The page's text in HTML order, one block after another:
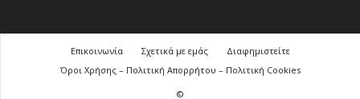
Επικοινωνία Σχετικά με εμάς
Διαφημιστείτε
Όροι Χρήσης – Πολιτική Απορρήτου – Πολιτική Cookies
©